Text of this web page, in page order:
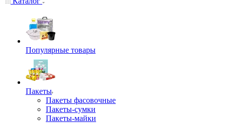
Популярные товары
Пакеты
Пакеты фасовочные
Пакеты-сумки
Пакеты-майки